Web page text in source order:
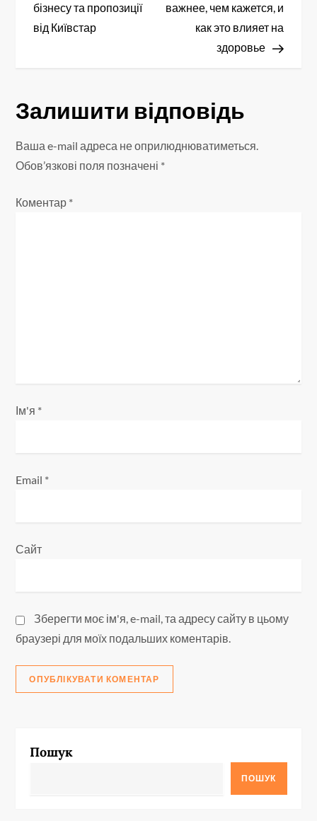
в
а
ц
і
я
в
бізнесу та пропозиції
від Київстар
важнее, чем кажется, и
как это влияет на
здоровье
Залишити відповідь
Ваша e-mail адреса не оприлюднюватиметься.
Обов’язкові поля позначені *
Коментар *
Ім'я *
Email *
Сайт
Зберегти моє ім'я, e-mail, та адресу сайту в цьому
браузері для моїх подальших коментарів.
Пошук
ПОШУК